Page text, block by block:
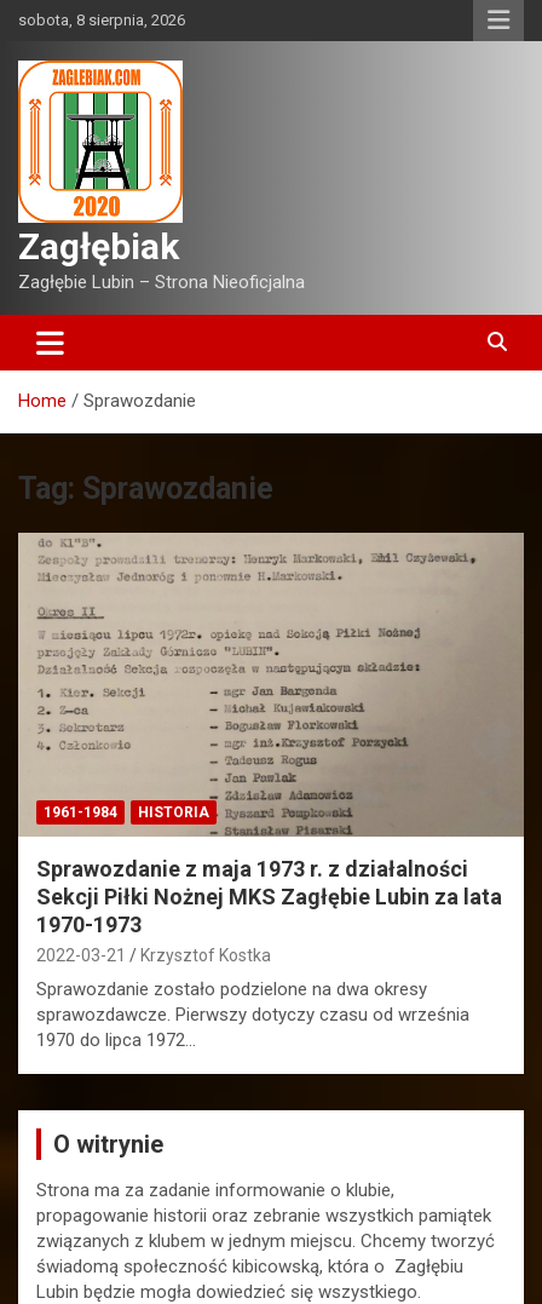
content
sobota, 8 sierpnia, 2026
Zagłębiak
Zagłębie Lubin – Strona Nieoficjalna
Home Sprawozdanie
Tag: Sprawozdanie
1961-1984 HISTORIA
Sprawozdanie z maja 1973 r. z działalności
Sekcji Piłki Nożnej MKS Zagłębie Lubin za lata
1970-1973
2022-03-21 Krzysztof Kostka
Sprawozdanie zostało podzielone na dwa okresy
sprawozdawcze. Pierwszy dotyczy czasu od września
1970 do lipca 1972…
O witrynie
Strona ma za zadanie informowanie o klubie,
propagowanie historii oraz zebranie wszystkich pamiątek
związanych z klubem w jednym miejscu. Chcemy tworzyć
świadomą społeczność kibicowską, która o Zagłębiu
Lubin będzie mogła dowiedzieć się wszystkiego.